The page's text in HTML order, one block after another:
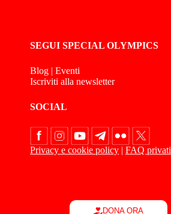
SEGUI SPECIAL OLYMPICS
Blog | Eventi
Iscriviti alla newsletter
SOCIAL
Privacy e cookie policy | FAQ privati
DONA ORA